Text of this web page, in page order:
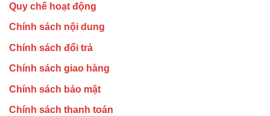
Quy chế hoạt động
Chính sách nội dung
Chính sách đổi trả
Chính sách giao hàng
Chính sách bảo mật
Chính sách thanh toán